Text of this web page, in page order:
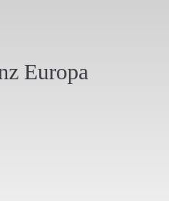
Europa